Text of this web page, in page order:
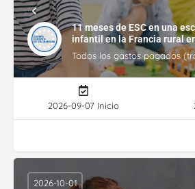
11 meses de ESC en una
infantil en la Francia rural
Todos los gastos pagados
2026-09-07 Inicio
2026-10-01